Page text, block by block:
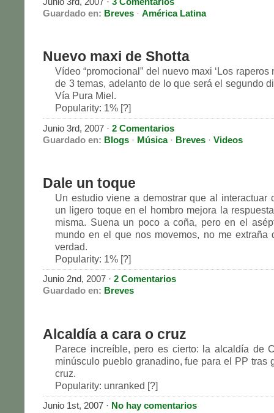
Guardado en: Breves · América Latina
Nuevo maxi de Shotta
Vídeo “promocional” del nuevo maxi ‘Los raperos
de 3 temas, adelanto de lo que será el segundo
Vía Pura Miel.
Popularity: 1% [?]
Junio 3rd, 2007 · 2 Comentarios
Guardado en: Blogs · Música· Breves · Videos
Dale un toque
Un estudio viene a demostrar que al interactuar
un ligero toque en el hombro mejora la
misma. Suena un poco a coña, pero en el
mundo en el que nos movemos, no me extraña
verdad.
Popularity: 1% [?]
Junio 2nd, 2007 · 2 Comentarios
Guardado en: Breves
Alcaldía a cara o cruz
Parece increíble, pero es cierto: la alcaldía de
minúsculo pueblo granadino, fue para el PP tras
cruz.
Popularity: unranked [?]
Junio 1st, 2007 · No hay comentarios